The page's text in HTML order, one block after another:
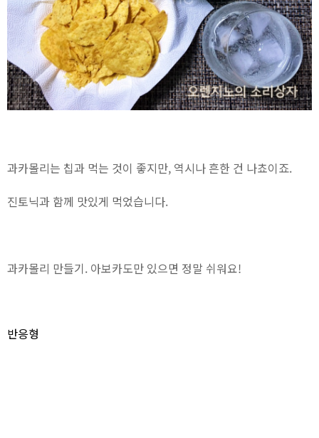
과카몰리는 칩과 먹는 것이 좋지만, 역시나 흔한 건 나쵸이죠.
진토닉과 함께 맛있게 먹었습니다.
과카몰리 만들기. 아보카도만 있으면 정말 쉬워요!
반응형